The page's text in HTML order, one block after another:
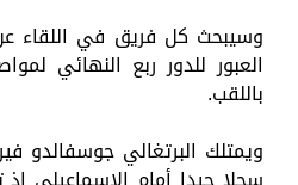
وسيبحث كل فريق في اللقاء
العبور للدور ربع النهائي
باللقب.
ويمتلك البرتغالي جوسفالدو